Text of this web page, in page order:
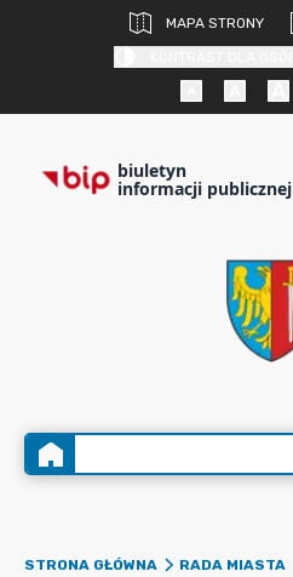
MAPA STRONY
biuletyn
informacji publicznej
STRONA GŁÓWNA
RADA MIASTA